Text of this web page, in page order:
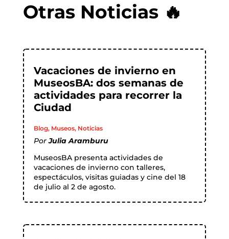
Otras Noticias 🔥
Vacaciones de invierno en
MuseosBA: dos semanas de
actividades para recorrer la
Ciudad
Blog, Museos, Noticias
PorJulia Aramburu
MuseosBA presenta actividades de
vacaciones de invierno con talleres,
espectáculos, visitas guiadas y cine del 18
de julio al 2 de agosto.